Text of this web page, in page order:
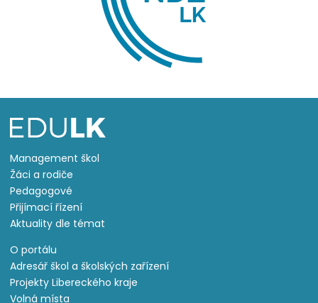
Management škol
Žáci a rodiče
Pedagogové
Přijímací řízení
Aktuality dle témat
O portálu
Adresář škol a školských zařízení
Projekty Libereckého kraje
Volná místa